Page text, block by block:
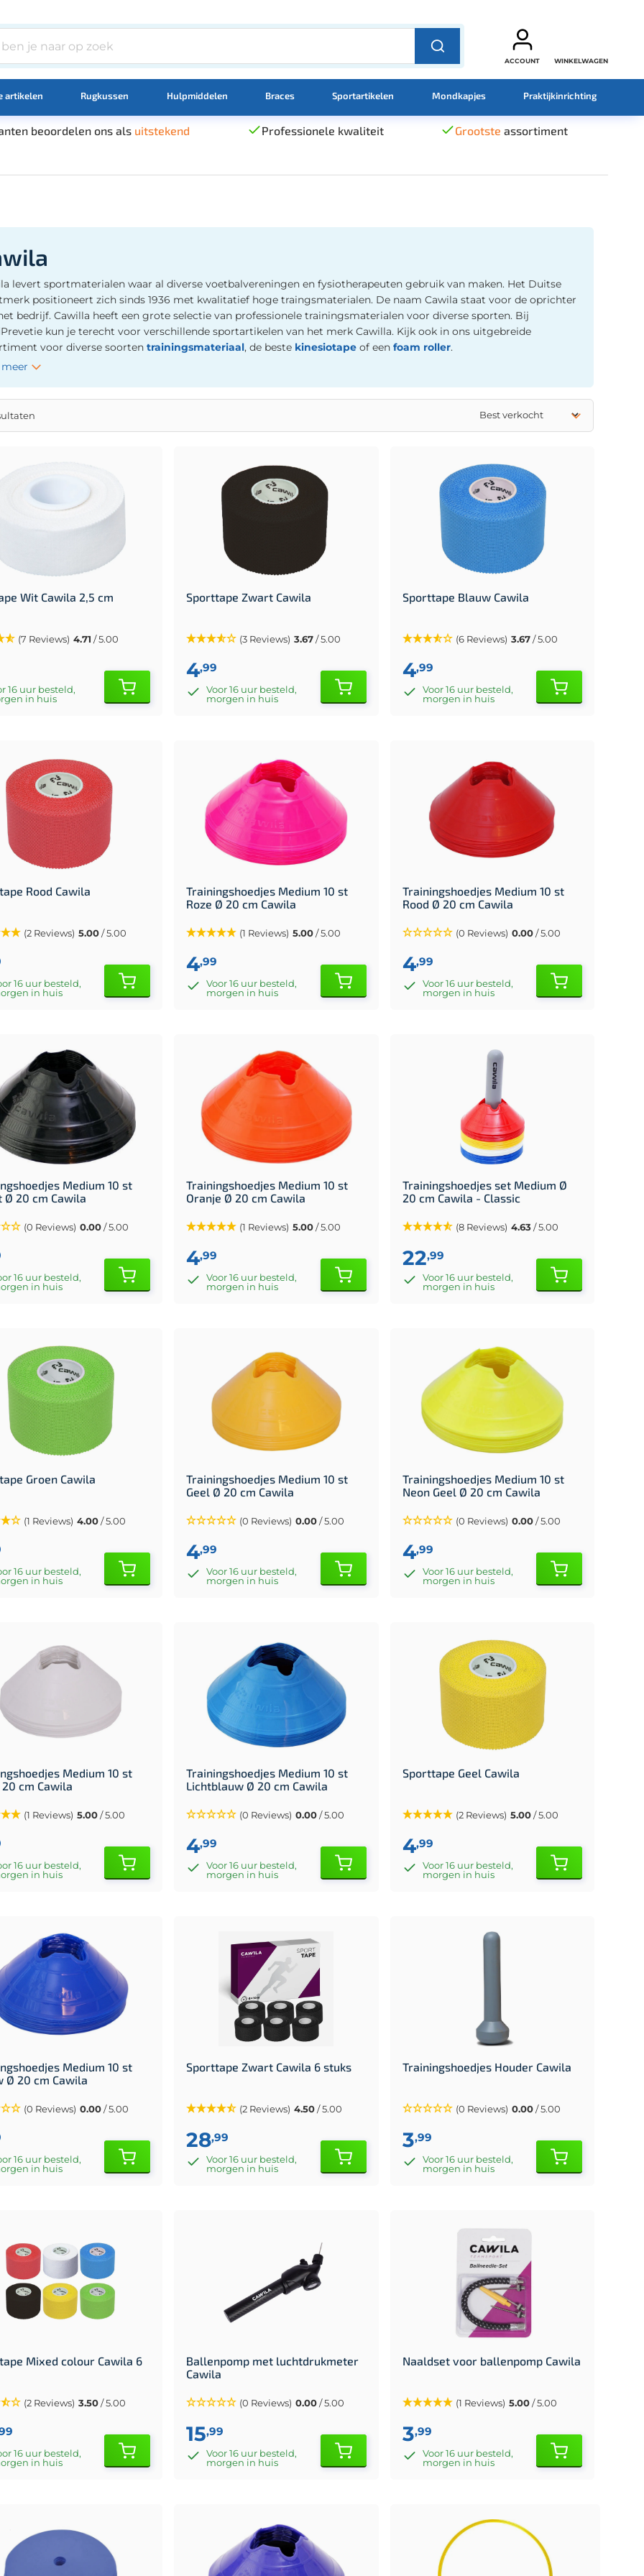
ACCOUNT WINKELWAGEN
artikelen Rugkussen Hulpmiddelen Braces Sportartikelen Mondkapjes Praktijkinrichting
beoordelen ons als uitstekend Professionele kwaliteit Grootste assortiment
levert sportmaterialen waar al diverse voetbalvereningen en fysiotherapeuten gebruik van maken. Het Duitse
positioneert zich sinds 1936 met kwalitatief hoge traingsmaterialen. De naam Cawila staat voor de oprichter
bedrijf. Cawilla heeft een grote selectie van professionele trainingsmaterialen voor diverse sporten. Bij
kun je terecht voor verschillende sportartikelen van het merk Cawilla. Kijk ook in ons uitgebreide
voor diverse soorten trainingsmateriaal, de beste kinesiotape of een foam roller.
meer
Wit Cawila 2,5 cm
(7 Reviews) 4.71 / 5.00
16 uur besteld,
in huis
Sporttape Zwart Cawila
(3 Reviews) 3.67/ 5.00
4,99
Voor 16 uur besteld,
morgen in huis
Sporttape Blauw Cawila
(6 Reviews) 3.67/ 5.00
4,99
Voor 16 uur besteld,
morgen in huis
Rood Cawila
(2 Reviews) 5.00/ 5.00
16 uur besteld,
in huis
Trainingshoedjes Medium 10 st
Roze Ø 20 cm Cawila
(1 Reviews) 5.00/ 5.00
4,99
Voor 16 uur besteld,
morgen in huis
Trainingshoedjes Medium 10 st
Rood Ø 20 cm Cawila
(0 Reviews) 0.00/ 5.00
4,99
Voor 16 uur besteld,
morgen in huis
Medium 10 st
Ø 20 cm Cawila
(0 Reviews) 0.00/ 5.00
16 uur besteld,
in huis
Trainingshoedjes Medium 10 st
Oranje Ø 20 cm Cawila
(1 Reviews) 5.00/ 5.00
4,99
Voor 16 uur besteld,
morgen in huis
Trainingshoedjes set Medium Ø
20 cm Cawila - Classic
(8 Reviews) 4.63/ 5.00
22,99
Voor 16 uur besteld,
morgen in huis
Groen Cawila
(1 Reviews) 4.00/ 5.00
16 uur besteld,
in huis
Trainingshoedjes Medium 10 st
Geel Ø 20 cm Cawila
(0 Reviews) 0.00/ 5.00
4,99
Voor 16 uur besteld,
morgen in huis
Trainingshoedjes Medium 10 st
Neon Geel Ø 20 cm Cawila
(0 Reviews) 0.00/ 5.00
4,99
Voor 16 uur besteld,
morgen in huis
Medium 10 st
cm Cawila
(1 Reviews) 5.00/ 5.00
16 uur besteld,
in huis
Trainingshoedjes Medium 10 st
Lichtblauw Ø 20 cm Cawila
(0 Reviews) 0.00/ 5.00
4,99
Voor 16 uur besteld,
morgen in huis
Sporttape Geel Cawila
(2 Reviews) 5.00/ 5.00
4,99
Voor 16 uur besteld,
morgen in huis
Medium 10 st
Ø 20 cm Cawila
(0 Reviews) 0.00/ 5.00
16 uur besteld,
in huis
Sporttape Zwart Cawila 6 stuks
(2 Reviews) 4.50/ 5.00
28,99
Voor 16 uur besteld,
morgen in huis
Trainingshoedjes Houder Cawila
(0 Reviews) 0.00/ 5.00
3,99
Voor 16 uur besteld,
morgen in huis
Mixed colour Cawila 6
(2 Reviews) 3.50/ 5.00
16 uur besteld,
in huis
Ballenpomp met luchtdrukmeter
Cawila
(0 Reviews) 0.00/ 5.00
15,99
Voor 16 uur besteld,
morgen in huis
Naaldset voor ballenpomp Cawila
(1 Reviews) 5.00/ 5.00
3,99
Voor 16 uur besteld,
morgen in huis